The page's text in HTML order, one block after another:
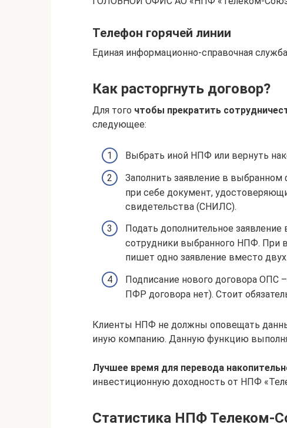
Телефон горячей линии
Единая информационно-справочная
Как расторгнуть договор?
Для того чтобы прекратить
следующее:
Выбрать иной НПФ или вернуть
Заполнить заявление в
при себе документ,
свидетельства (СНИЛС).
Подать дополнительное
сотрудники выбранного НПФ. При
пишет одно заявление вместо двух.
Подписание нового договора ОПС
ПФР договора нет). Стоит
Клиенты НПФ не должны оповещать
иную компанию. Данную функцию
Лучшее время для перевода
инвестиционную доходность от НПФ
Статистика НПФ Телеком-